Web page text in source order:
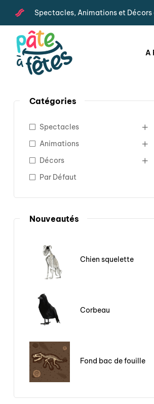
Spectacles, Animations et
A
Catégories
Spectacles
Animations
Décors
Par Défaut
Nouveautés
Chien squelette
Corbeau
Fond bac de fouille